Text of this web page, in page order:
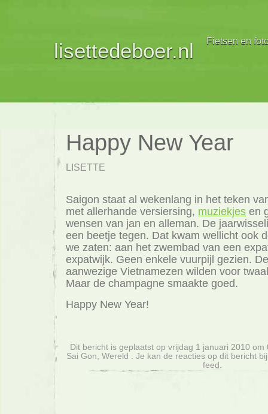
lisettedeboer.nl Fietsen en
Happy New Year
LISETTE
Saigon staat al wekenlang in het teken
met allerhande versiersing, muziekjes en
wensen van jan en alleman. De
een beetje tegen. Dat kwam wellicht ook
we zaten: aan het zwembad van een
expatwijk. Geen enkele vuurpijl gezien.
aanwezige Vietnamezen wilden voor
Maar de champagne smaakte goed.
Happy New Year!
Dit bericht is geplaatst op vrijdag 1 januari 2010
Sai Gon, Wereld . Je kan de reacties op dit bericht
feed.